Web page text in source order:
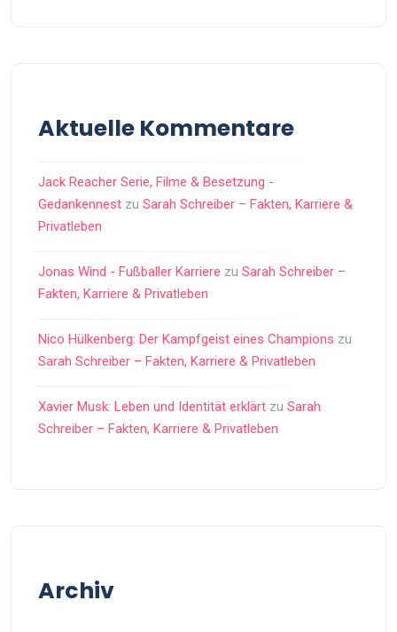
Aktuelle Kommentare
Jack Reacher Serie, Filme & Besetzung -
Gedankennest zu Sarah Schreiber – Fakten, Karriere &
Privatleben
Jonas Wind - Fußballer Karriere zu Sarah Schreiber –
Fakten, Karriere & Privatleben
Nico Hülkenberg: Der Kampfgeist eines Champions zu
Sarah Schreiber – Fakten, Karriere & Privatleben
Xavier Musk: Leben und Identität erklärt zu Sarah
Schreiber – Fakten, Karriere & Privatleben
Archiv